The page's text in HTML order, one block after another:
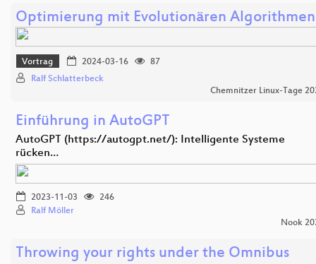
Optimierung mit Evolutionären Algorithmen
Vortrag 2024-03-16
87
Ralf Schlatterbeck
Chemnitzer Linux-Tage
Einführung in AutoGPT
AutoGPT (https://autogpt.net/): Intelligente Systeme
rücken…
2023-11-03
246
Ralf Möller
Nook
Throwing your rights under the Omnibus